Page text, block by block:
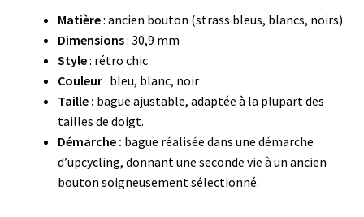
Matière: ancien bouton (strass bleus, blancs, noirs)
Dimensions: 30,9 mm
Style: rétro chic
Couleur: bleu, blanc, noir
Taille : bague ajustable, adaptée à la plupart des
tailles de doigt.
Démarche : bague réalisée dans une démarche
d’upcycling, donnant une seconde vie à un ancien
bouton soigneusement sélectionné.